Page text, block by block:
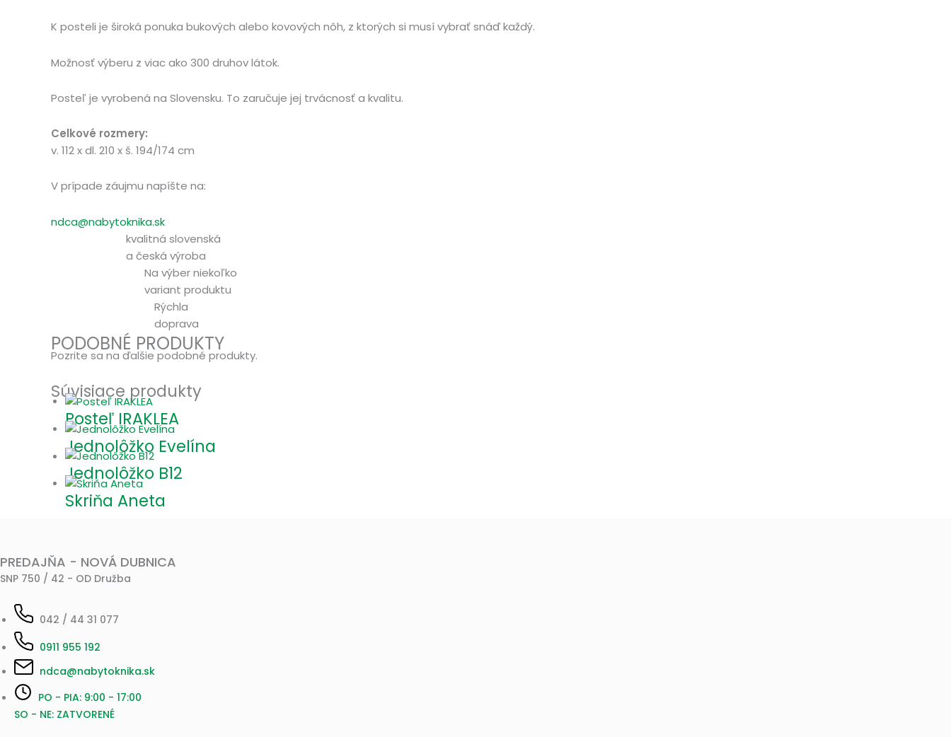
K posteli je široká ponuka bukových alebo kovových nôh, z ktorých si musí vybrať snáď každý.
Možnosť výberu z viac ako 300 druhov látok.
Posteľ je vyrobená na Slovensku. To zaručuje jej trvácnosť a kvalitu.
Celkové rozmery:
v. 112 x dl. 210 x š. 194/174 cm
V prípade záujmu napíšte na:
ndca@nabytoknika.sk
kvalitná slovenská
a česká výroba
Na výber niekoľko
variant produktu
Rýchla
doprava
PODOBNÉ PRODUKTY
Pozrite sa na ďalšie podobné produkty.
Súvisiace produkty
Posteľ IRAKLEA
Jednolôžko Evelína
Jednolôžko B12
Skriňa Aneta
PREDAJŇA - NOVÁ DUBNICA
SNP 750 / 42 - OD Družba
042 / 44 31 077
0911 955 192
ndca@nabytoknika.sk
PO - PIA: 9:00 - 17:00
SO - NE: ZATVORENÉ